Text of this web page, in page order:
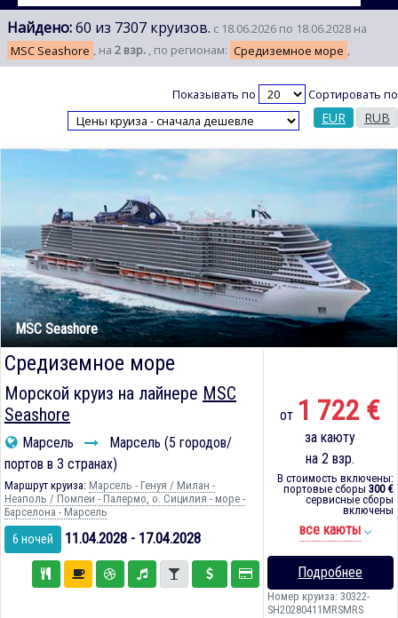
Найдено:60 из 7307 круизов. с 18.06.2026 по 18.06.2028 на
MSC Seashore , на 2 взр. , по регионам: Средиземное море ,
Показывать по Сортировать по
EUR RUB
MSC Seashore
Средиземное море
Морской круиз на лайнере MSC
Seashore
Марсель
Марсель (5 городов/
портов в 3 странах)
Маршрут круиза: Марсель - Генуя / Милан -
Неаполь / Помпеи - Палермо, о. Сицилия - море -
Барселона - Марсель
6 ночей 11.04.2028 - 17.04.2028
от 1 722 €
за каюту
на 2 взр.
В стоимость включены:
портовые сборы 300 €
сервисные сборы
включены
все каюты
Подробнее
Номер круиза: 30322-
SH20280411MRSMRS